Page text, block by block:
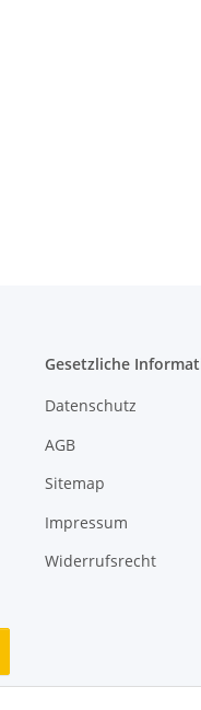
Gesetzliche
Datenschutz
AGB
Sitemap
Impressum
Widerrufsrecht